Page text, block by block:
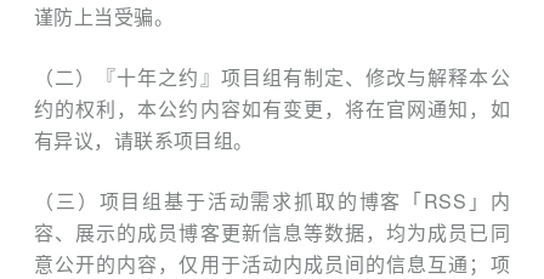
谨防上当受骗。
（二）『十年之约』项目组有制定、修改与解释本公
约的权利，本公约内容如有变更，将在官网通知，如
有异议，请联系项目组。
（三）项目组基于活动需求抓取的博客「RSS」内
容、展示的成员博客更新信息等数据，均为成员已同
意公开的内容，仅用于活动内成员间的信息互通；项